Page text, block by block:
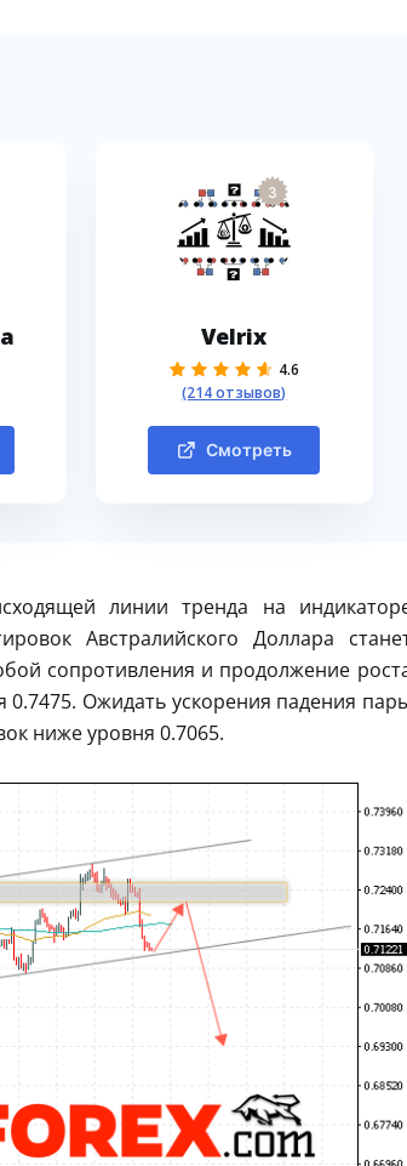
3
Velrix
4.6
(214 отзывов)
Смотреть
линии тренда на
Австралийского Доллара
сопротивления и продолжение
Ожидать ускорения падения
ниже уровня 0.7065.